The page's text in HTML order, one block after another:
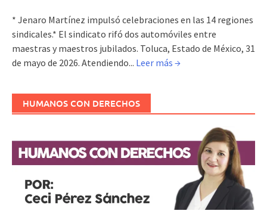
* Jenaro Martínez impulsó celebraciones en las 14 regiones
sindicales.* El sindicato rifó dos automóviles entre
maestras y maestros jubilados. Toluca, Estado de México, 31
de mayo de 2026. Atendiendo... Leer más →
HUMANOS CON DERECHOS